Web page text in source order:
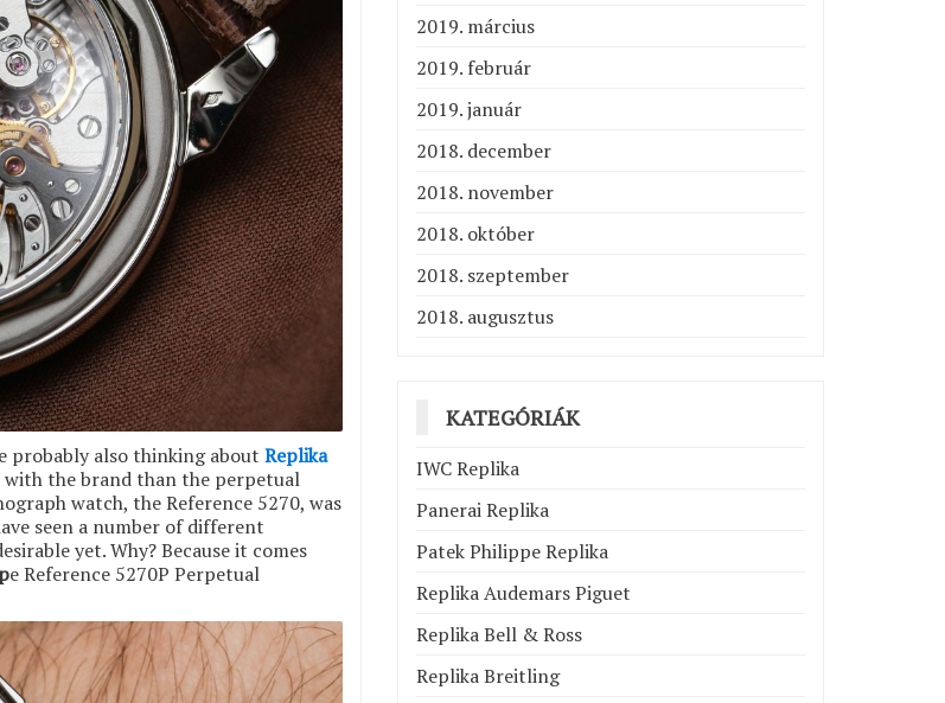
probably also thinking about Replika
the brand than the perpetual
watch, the Reference 5270, was
seen a number of different
yet. Why? Because it comes
e Reference 5270P Perpetual
2019. március
2019. február
2019. január
2018. december
2018. november
2018. október
2018. szeptember
2018. augusztus
KATEGÓRIÁK
IWC Replika
Panerai Replika
Patek Philippe Replika
Replika Audemars Piguet
Replika Bell & Ross
Replika Breitling